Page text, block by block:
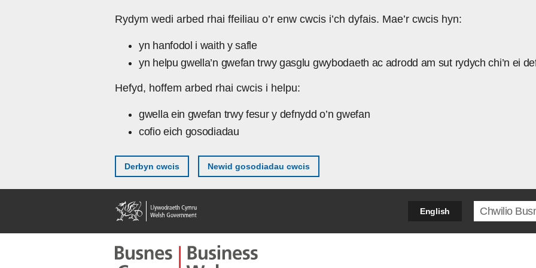
Rydym wedi arbed rhai ffeiliau o’r enw cwcis i’ch dyfais. Mae’r cwcis hyn:
yn hanfodol i waith y safle
yn helpu gwella’n gwefan trwy gasglu gwybodaeth ac adrodd am sut rydych chi’n ei
Hefyd, hoffem arbed rhai cwcis i helpu:
gwella ein gwefan trwy fesur y defnydd o’n gwefan
cofio eich gosodiadau
Derbyn cwcis Newid gosodiadau cwcis
English Search